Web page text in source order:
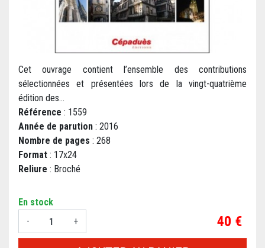
Cet ouvrage contient l’ensemble des contributions
sélectionnées et présentées lors de la vingt-quatrième
édition des...
Référence : 1559
Année de parution : 2016
Nombre de pages : 268
Format : 17x24
Reliure : Broché
En stock
-
+ Prix
40 €